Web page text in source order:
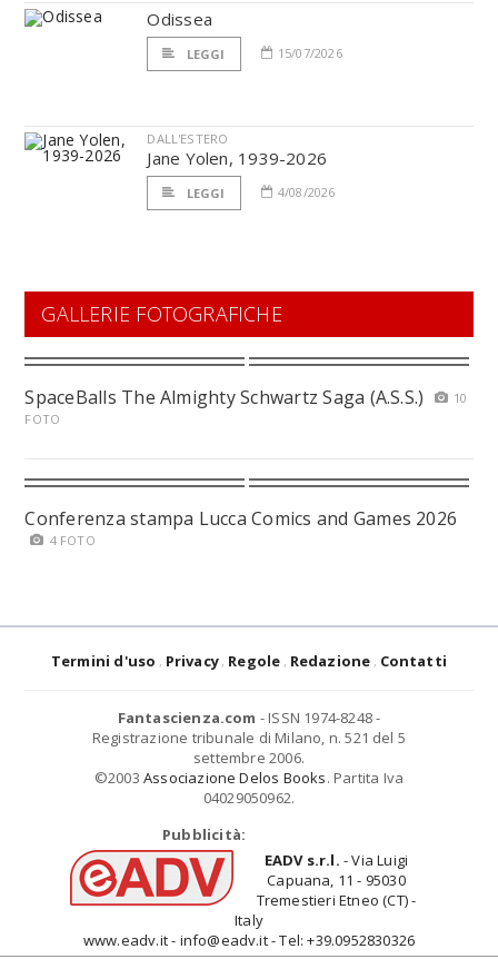
Odissea
LEGGI 15/07/2026
DALL'ESTERO
Jane Yolen, 1939-2026
LEGGI 4/08/2026
GALLERIE FOTOGRAFICHE
SpaceBalls The Almighty Schwartz Saga (A.S.S.)
10
FOTO
Conferenza stampa Lucca Comics and Games 2026
4 FOTO
Termini d'uso Privacy Regole Redazione Contatti
Fantascienza.com - ISSN 1974-8248 -
Registrazione tribunale di Milano, n. 521 del 5
settembre 2006.
©2003 Associazione Delos Books. Partita Iva
04029050962.
Pubblicità:
EADV s.r.l. - Via Luigi
Capuana, 11 - 95030
Tremestieri Etneo (CT) -
Italy
www.eadv.it - info@eadv.it - Tel: +39.0952830326